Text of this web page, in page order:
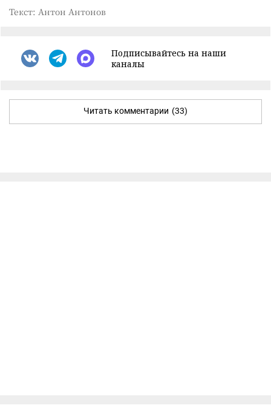
Текст: Антон Антонов
Подписывайтесь на наши
каналы
Читать комментарии (33)